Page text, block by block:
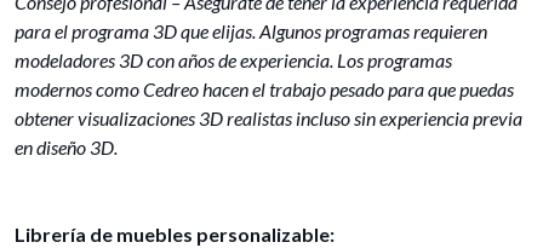
para el programa 3D que elijas. Algunos programas requieren
modeladores 3D con años de experiencia. Los programas
modernos como Cedreo hacen el trabajo pesado para que puedas
obtener visualizaciones 3D realistas incluso sin experiencia previa
en diseño 3D.
Librería de muebles personalizable: